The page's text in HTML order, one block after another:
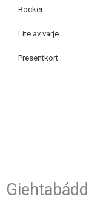
Böcker
Lite av varje
Presentkort